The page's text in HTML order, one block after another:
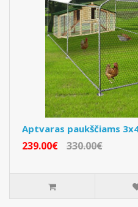
Aptvaras paukščiams
239.00€ 330.00€